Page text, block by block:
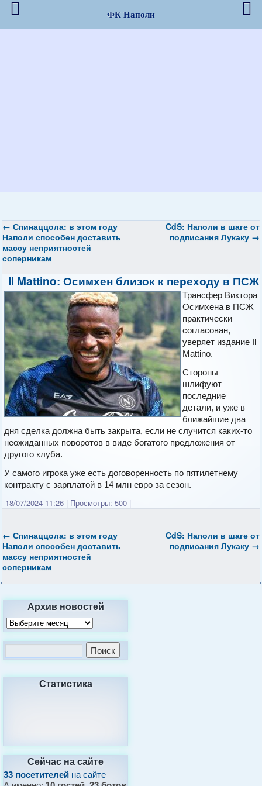
← Спинаццола: в этом году
Наполи способен доставить
массу неприятностей
соперникам
CdS: Наполи в шаге от
подписания Лукаку →
Il Mattino: Осимхен близок к переходу в ПСЖ
Трансфер Виктора
Осимхена в ПСЖ
практически
согласован,
уверяет издание Il
Mattino.
Стороны
шлифуют
последние
детали, и уже в
ближайшие два
дня сделка должна быть закрыта, если не случится каких-то
неожиданных поворотов в виде богатого предложения от
другого клуба.
У самого игрока уже есть договоренность по пятилетнему
контракту с зарплатой в 14 млн евро за сезон.
18/07/2024 11:26 | Просмотры: 500 |
← Спинаццола: в этом году
Наполи способен доставить
массу неприятностей
соперникам
CdS: Наполи в шаге от
подписания Лукаку →
Архив новостей
Статистика
Сейчас на сайте
33 посетителей на сайте
ФК Наполи